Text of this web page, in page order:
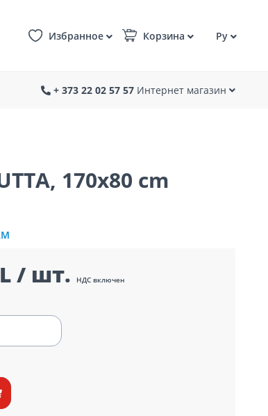
Избранное Корзина Ру
+ 373 22 02 57 57 Интернет магазин
170x80 cm
/ шт. НДС включен